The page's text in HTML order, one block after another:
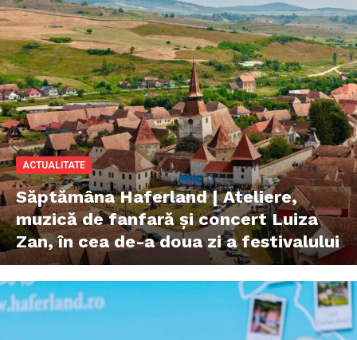
ACTUALITATE
Săptămâna Haferland | Ateliere,
muzică de fanfară şi concert Luiza
Zan, în cea de-a doua zi a festivalului